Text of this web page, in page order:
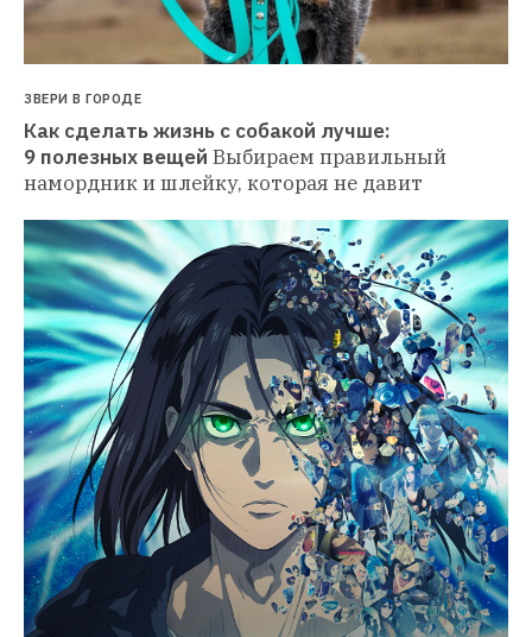
ЗВЕРИ В ГОРОДЕ
Как сделать жизнь с собакой лучше:
9 полезных вещей Выбираем правильный
намордник и шлейку, которая не давит